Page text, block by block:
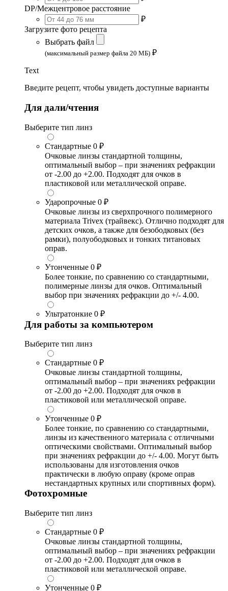
DP/Межцентровое расстояние
₽
Загрузите фото рецепта
Выбрать файл
(максимальный размер файла 20 МБ) ₽
Text
Введите рецепт, чтобы увидеть доступные варианты
Для дали/чтения
Выберите тип линз
Стандартные 0 ₽
Очковые линзы стандартной толщины,
оптимальный выбор – при значениях рефракции
от -2.00 до +2.00. Подходят для очков в
пластиковой или металлической оправе.
Ударопрочные 0 ₽
Очковые линзы из сверхпрочного полимерного
материала Trivex (трайвекс). Отлично подходят для
детских очков, а также для безободковых (без
рамки), полуободковых и тонких титановых
оправ.
Утонченные 0 ₽
Более тонкие, по сравнению со стандартными,
полимерные линзы для очков. Оптимальный
выбор при значениях рефракции до +/- 4.00.
Ультратонкие 0 ₽
Для работы за компьютером
Выберите тип линз
Стандартные 0 ₽
Очковые линзы стандартной толщины,
оптимальный выбор – при значениях рефракции
от -2.00 до +2.00. Подходят для очков в
пластиковой или металлической оправе.
Утонченные 0 ₽
Более тонкие, по сравнению со стандартными,
линзы из качественного материала с отличными
оптическими свойствами. Оптимальный выбор
при значениях рефракции до +/- 4.00. Могут быть
использованы для изготовления очков
практически в любую оправу (кроме оправ
нестандартных крупных или спортивных форм).
Фотохромные
Выберите тип линз
Стандартные 0 ₽
Очковые линзы стандартной толщины,
оптимальный выбор – при значениях рефракции
от -2.00 до +2.00. Подходят для очков в
пластиковой или металлической оправе.
Утонченные 0 ₽